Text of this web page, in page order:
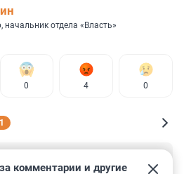
отдела «Власть»
0 4 0
комментарии и другие